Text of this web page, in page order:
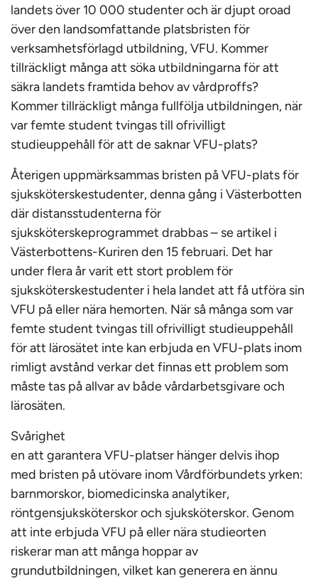
landets över 10 000 studenter och är djupt oroad
över den landsomfattande platsbristen för
verksamhetsförlagd utbildning, VFU. Kommer
tillräckligt många att söka utbildningarna för att
säkra landets framtida behov av vårdproffs?
Kommer tillräckligt många fullfölja utbildningen, när
var femte student tvingas till ofrivilligt
studieuppehåll för att de saknar VFU-plats?
Återigen uppmärksammas bristen på VFU-plats för
sjuksköterskestudenter, denna gång i Västerbotten
där distansstudenterna för
sjuksköterskeprogrammet drabbas – se artikel i
Västerbottens-Kuriren den 15 februari. Det har
under flera år varit ett stort problem för
sjuksköterskestudenter i hela landet att få utföra sin
VFU på eller nära hemorten. När så många som var
femte student tvingas till ofrivilligt studieuppehåll
för att lärosätet inte kan erbjuda en VFU-plats inom
rimligt avstånd verkar det finnas ett problem som
måste tas på allvar av både vårdarbetsgivare och
lärosäten.
Svårighet
en att garantera VFU-platser hänger delvis ihop
med bristen på utövare inom Vårdförbundets yrken:
barnmorskor, biomedicinska analytiker,
röntgensjuksköterskor och sjuksköterskor. Genom
att inte erbjuda VFU på eller nära studieorten
riskerar man att många hoppar av
grundutbildningen, vilket kan generera en ännu